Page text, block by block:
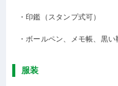
・印鑑（スタンプ式可）
・ボールペン、メモ帳、黒い
服装